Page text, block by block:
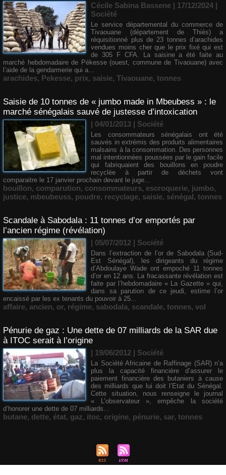
Cécile Sabina Bassene | 17/12/2024 |
Société
Le service départemental du commerce de
Tivaouane (département de Thiès) a
réquisitionné plus de 23 tonnes d’arachides
vendues moins cher que le prix fixé qui est
de 305 F CFA. La saisine a été faite au
marché hebdomadaire de Pékesse (ouest, commune de Tivaouane) avec
l’aide de la gendarmerie qui a...
arachides, Pekesse, prix, saisie, Tivaouane, tonnes
Saisie de 10 tonnes de « jumbo made in Mbeubess » : le
marché sénégalais sauvé de justesse d’intoxication
| 04/01/2013 | Société
Les consommateurs sénégalais ont été
sauvés in extrémis des produits alimentaires
malsains à la consommation. Des personnes
mal intentionnées poussées par le gain facile
qui fabriquaient des bouillons en poudre
recyclée à partir de déchets vont
comparaitre le 17 janvier prochain devant le juge...
bouillon, comparution, consommateurs, escroquerie, jumbo,
justice, mbeubeuss, poudre, recyclage, saisie, sénégal, tonnes
Scandale à Sabodala : 11 tonnes d’or emportés par
l’ancien régime (révélation)
| 05/07/2012 | Société
Dans l’extraction de l’or de Sabodala (Sud-
Est Sénégal), les dirigeants du régime
d’Abdoulaye Wade ont empoché 11 tonnes
d’or en 12 ans. La fracassante révélation est
faite par l’hebdomadaire « La Gazette » qui,
dans sa parution de ce jeudi, estime l’or
encaissé par les ex tenants du pouvoir à 25...
affaire, ancien, or, régime, sabodala, scandale, tonnes, vol
Pénurie de gaz : Une dette de 07 milliards de la SAR due
à ITOC serait à l’origine
| 19/06/2012 | Société
La Société Africaine de Raffinage (SAR) n’a
plus la capacité financière d’assurer le
paiement financière des butaniers à cause
des milliards que lui doit l’Etat du Sénégal.
Cette situation, nous renseigne le journal
« L’observateur », empêche la société
d’honorer une dette de 07 milliards...
butane, dette, état, gaz, itoc, origine, pénurie, sar, tonnes